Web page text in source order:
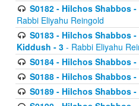
S0182 - Hilchos Shabbos
Rabbi Eliyahu Reingold
S0183 - Hilchos Shabbos
Kiddush - 3 - Rabbi Eliyahu
S0184 - Hilchos Shabbos
S0188 - Hilchos Shabbos
S0189 - Hilchos Shabbos